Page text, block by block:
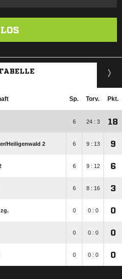
LOS
Sp. Torv. Pkt.
6 24 : 3 18
​Heiligenwald 2 6 9 : 13 9
6 9 : 12 6
6 8 : 16 3
0 0 : 0 0
0 0 : 0 0
0 0 : 0 0